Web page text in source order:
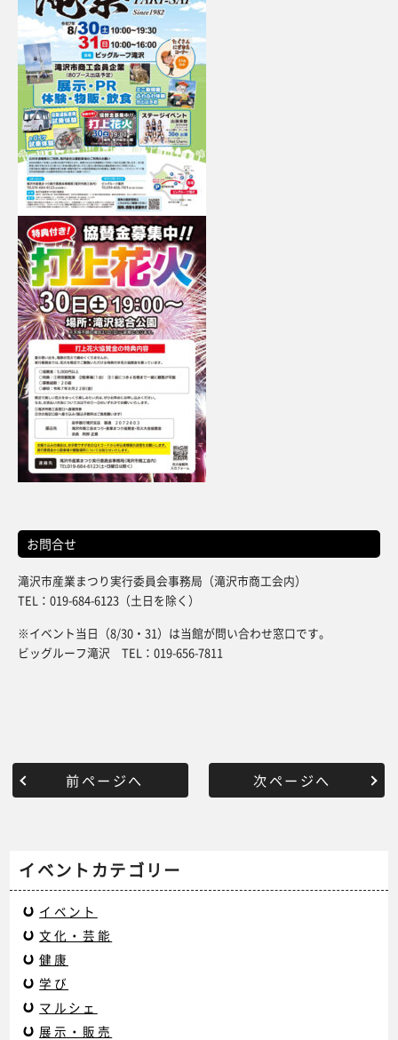
お問合せ
滝沢市産業まつり実行委員会事務局（滝沢市商工会内）
TEL：019-684-6123（土日を除く）
※イベント当日（8/30・31）は当館が問い合わせ窓口です。
ビッグルーフ滝沢 TEL：019-656-7811
前ページへ 次ページへ
イベントカテゴリー
イベント
文化・芸能
健康
学び
マルシェ
展示・販売